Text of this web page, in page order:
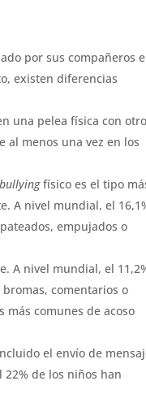
por sus compañeros
existen diferencias
una pelea física con otro
al menos una vez en los
bullyingfísico es el tipo
A nivel mundial, el
empujados o
A nivel mundial, el
comentarios o
más comunes de acoso
el envío de
de los niños han